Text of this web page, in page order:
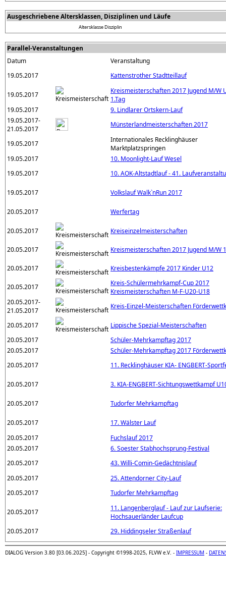
Ausgeschriebene Altersklassen, Disziplinen und Läufe
AltersklasseDisziplin
Parallel-Veranstaltungen
Datum
Veranstaltung
19.05.2017
Kattenstrother Stadtteillauf
19.05.2017
Kreismeisterschaften 2017 Jugend M/W
1.Tag
19.05.2017
9. Lindlarer Ortskern-Lauf
19.05.2017-
21.05.2017
Münsterlandmeisterschaften 2017
19.05.2017
Internationales Recklinghäuser
Marktplatzspringen
19.05.2017
10. Moonlight-Lauf Wesel
19.05.2017
10. AOK-Altstadtlauf - 41.
19.05.2017 Volkslauf Walk`nRun 2017
20.05.2017 Werfertag
20.05.2017 Kreiseinzelmeisterschaften
20.05.2017 Kreismeisterschaften 2017 Jugend M/W
20.05.2017 Kreisbestenkämpfe 2017 Kinder U12
20.05.2017
Kreis-Schülermehrkampf-Cup 2017
Kreismeisterschaften M-F-U20-U18
20.05.2017-
21.05.2017
Kreis-Einzel-Meisterschaften
20.05.2017
Lippische Spezial-Meisterschaften
20.05.2017
Schüler-Mehrkampftag 2017
20.05.2017
Schüler-Mehrkampftag 2017
20.05.2017
11. Recklinghäuser KIA- ENGBERT-
20.05.2017 3. KIA-ENGBERT-Sichtungswettkampf
20.05.2017 Tudorfer Mehrkampftag
20.05.2017
17. Wälster Lauf
20.05.2017
Fuchslauf 2017
20.05.2017
6. Soester Stabhochsprung-Festival
20.05.2017
43. Willi-Comin-Gedächtnislauf
20.05.2017
25. Attendorner City-Lauf
20.05.2017
Tudorfer Mehrkampftag
20.05.2017
11. Langenberglauf - Lauf zur Laufserie:
Hochsauerländer Laufcup
20.05.2017
29. Hiddingseler Straßenlauf
DIALOG Version 3.80 [03.06.2025] - Copyright ©1998-2025, FLVW e.V. - IMPRESSUM -